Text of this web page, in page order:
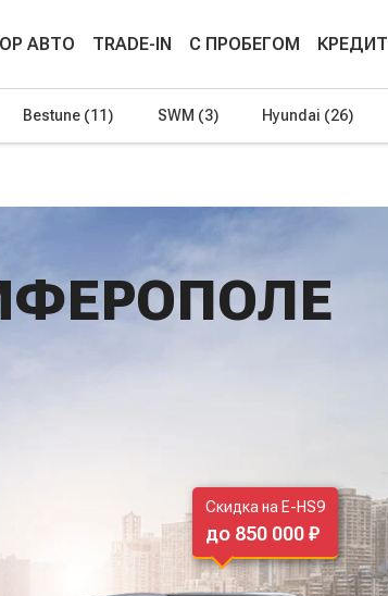
АВТО TRADE-IN С ПРОБЕГОМ КРЕДИТ
Bestune (11) SWM (3) Hyundai (26)
Скидка на E-HS9
до 850 000 ₽